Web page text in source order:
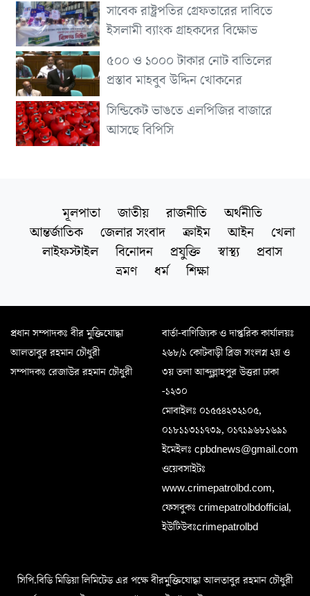
সাবেক রাষ্ট্রপতির গ্রেফতারের দাবিতে
ইসলামী ব্যাংক গ্রাহকদের বিক্ষোভ
৫০০ ও ১০০০ টাকার নোট বাতিলের
প্রস্তাব মাহবুব উদ্দিন খোকনের
সিন্ডিকেট ভাঙতে এলপিজির বাজারে
আসছে বিপিসি
মূলপাতা জাতীয় রাজনীতি
অর্থনীতি
আন্তর্জাতিক
জেলার সংবাদ ক্রাইম আইন
খেলা
লাইফস্টাইল
বিনোদন প্রযুক্তি স্বাস্থ্য
প্রবাস
ভ্রমণ
ধর্ম শিক্ষা
প্রধান সম্পাদকঃ বীর মুক্তিযোদ্ধা
আলতাবুর রহমান চৌধুরী
সম্পাদকঃ রেজাউর রহমান চৌধুরী
বার্তা-বাণিজ্যিক ও দাপ্তরিক কার্যালয়ঃ
২৬৮/১ কোটবাড়ী ব্রিজ সংলগ্ন ২য় ও
৩য় তলা আব্দুল্লাহপুর উত্তরা ঢাকা
-১২৩০
মোবাইলঃ ০১৫৫৪২৩২১০৫,
০১৮১১৩১১৭৩৯, ০১৭১৯৬৮১৬৯১
ইমেইলঃ cpbdnews@gmail.com
ওয়েবসাইটঃ
www.crimepatrolbd.com,
ফেসবুকঃ crimepatrolbdofficial,
ইউটিউবঃcrimepatrolbd
সিপি.বিডি মিডিয়া লিমিটেড এর পক্ষে বীরমুক্তিযোদ্ধা আলতাবুর রহমান চৌধুরী